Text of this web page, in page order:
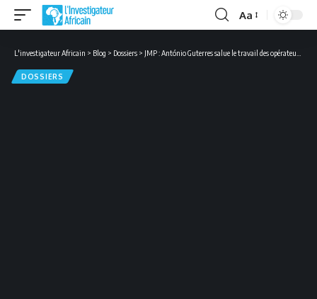
Font
Aa
L'investigateur Africain > Blog > Dossiers > JMP : António Guterres salue le travail des opérateurs postaux en cette période de pandémie
DOSSIERS